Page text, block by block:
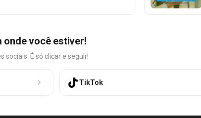
onde você estiver!
sociais. É só clicar e seguir!
TikTok